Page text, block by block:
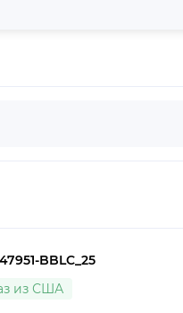
Recovery Mule Black
BBLC_25
из США